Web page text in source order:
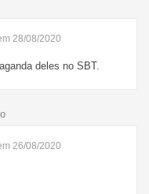
28/08/2020
deles no SBT.
26/08/2020